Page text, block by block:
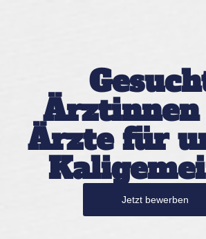
Ärztinnen
Ärzte für
Jetzt bewerben